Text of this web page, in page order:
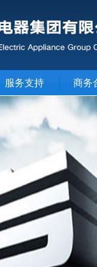
服务支持 商务